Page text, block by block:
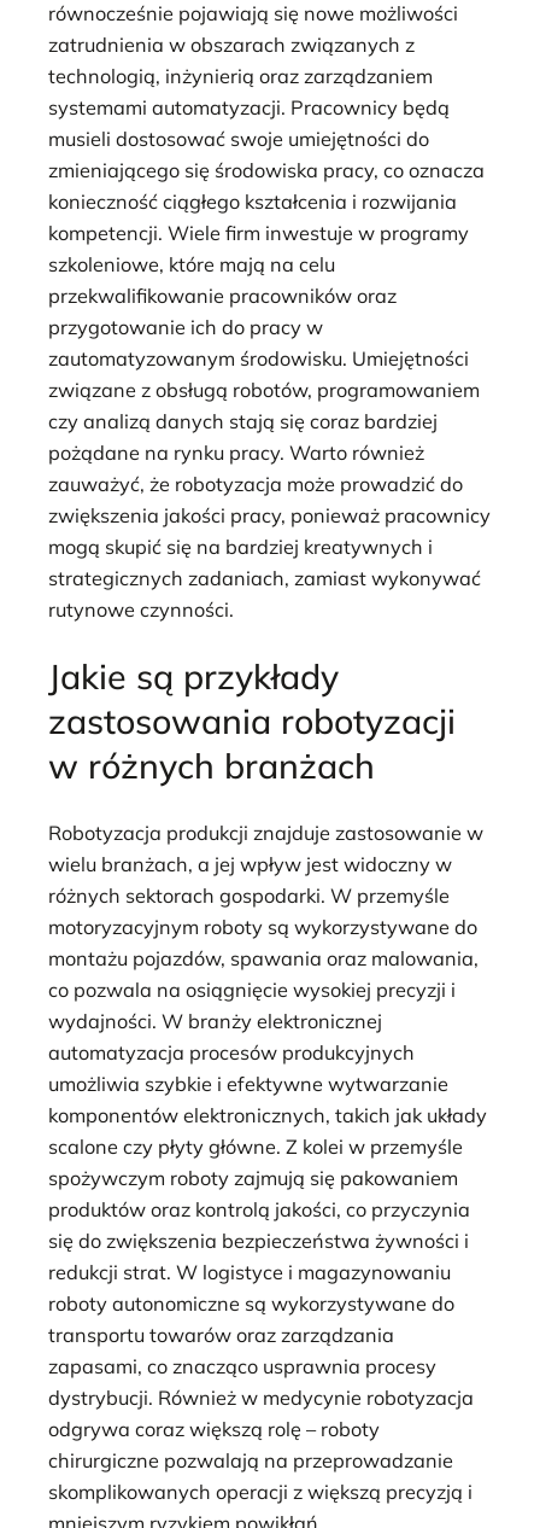
równocześnie pojawiają się nowe możliwości
zatrudnienia w obszarach związanych z
technologią, inżynierią oraz zarządzaniem
systemami automatyzacji. Pracownicy będą
musieli dostosować swoje umiejętności do
zmieniającego się środowiska pracy, co oznacza
konieczność ciągłego kształcenia i rozwijania
kompetencji. Wiele firm inwestuje w programy
szkoleniowe, które mają na celu
przekwalifikowanie pracowników oraz
przygotowanie ich do pracy w
zautomatyzowanym środowisku. Umiejętności
związane z obsługą robotów, programowaniem
czy analizą danych stają się coraz bardziej
pożądane na rynku pracy. Warto również
zauważyć, że robotyzacja może prowadzić do
zwiększenia jakości pracy, ponieważ pracownicy
mogą skupić się na bardziej kreatywnych i
strategicznych zadaniach, zamiast wykonywać
rutynowe czynności.
Jakie są przykłady
zastosowania robotyzacji
w różnych branżach
Robotyzacja produkcji znajduje zastosowanie w
wielu branżach, a jej wpływ jest widoczny w
różnych sektorach gospodarki. W przemyśle
motoryzacyjnym roboty są wykorzystywane do
montażu pojazdów, spawania oraz malowania,
co pozwala na osiągnięcie wysokiej precyzji i
wydajności. W branży elektronicznej
automatyzacja procesów produkcyjnych
umożliwia szybkie i efektywne wytwarzanie
komponentów elektronicznych, takich jak układy
scalone czy płyty główne. Z kolei w przemyśle
spożywczym roboty zajmują się pakowaniem
produktów oraz kontrolą jakości, co przyczynia
się do zwiększenia bezpieczeństwa żywności i
redukcji strat. W logistyce i magazynowaniu
roboty autonomiczne są wykorzystywane do
transportu towarów oraz zarządzania
zapasami, co znacząco usprawnia procesy
dystrybucji. Również w medycynie robotyzacja
odgrywa coraz większą rolę – roboty
chirurgiczne pozwalają na przeprowadzanie
skomplikowanych operacji z większą precyzją i
mniejszym ryzykiem powikłań.